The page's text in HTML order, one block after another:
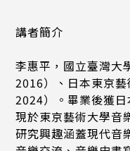
講者簡介
李惠平，國立臺灣大
2016）、日本東京
2024）。畢業後獲日
現於東京藝術大學音
研究興趣涵蓋現代音